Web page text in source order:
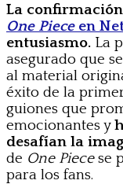
La
One Pieceen
entusiasmo. La
asegurado que
al material
éxito de la
guiones que
emocionantes y
desafían la
de One Piecese
para los fans.